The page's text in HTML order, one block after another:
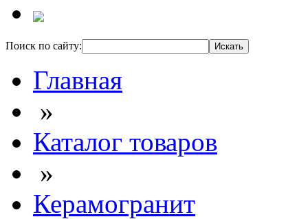
Поиск по сайту:
Главная
»
Каталог товаров
»
Керамогранит